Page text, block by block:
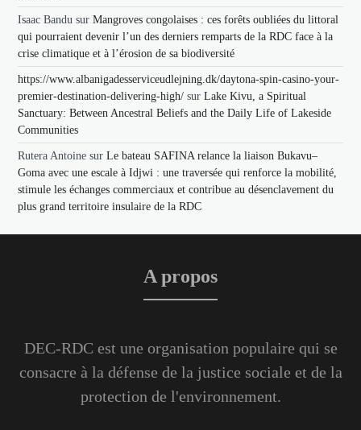
Isaac Bandu surMangroves congolaises : ces forêts oubliées du littoral
qui pourraient devenir l’un des derniers remparts de la RDC face à la
crise climatique et à l’érosion de sa biodiversité
https://www.albanigadesserviceudlejning.dk/daytona-spin-casino-your-
premier-destination-delivering-high/ surLake Kivu, a Spiritual
Sanctuary: Between Ancestral Beliefs and the Daily Life of Lakeside
Communities
Rutera Antoine surLe bateau SAFINA relance la liaison Bukavu–
Goma avec une escale à Idjwi : une traversée qui renforce la mobilité,
stimule les échanges commerciaux et contribue au désenclavement du
plus grand territoire insulaire de la RDC
A propos
DEC-RDC est une organisation populaire qui se
consacre à la défense de la justice sociale et de la
protection de l'environnement.